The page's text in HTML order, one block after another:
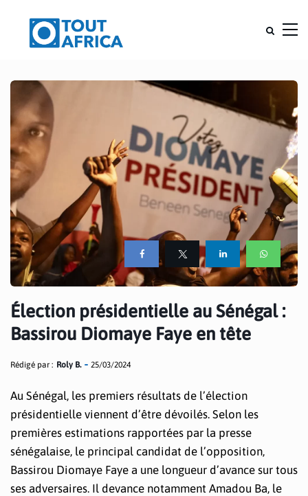
Élection présidentielle au Sénégal :
Bassirou Diomaye Faye en tête
Rédigé par : Roly B. 25/03/2024
Au Sénégal, les premiers résultats de l’élection
présidentielle viennent d’être dévoilés. Selon les
premières estimations rapportées par la presse
sénégalaise, le principal candidat de l’opposition,
Bassirou Diomaye Faye a une longueur d’avance sur tous
ses adversaires. Il devance notamment Amadou Ba, le